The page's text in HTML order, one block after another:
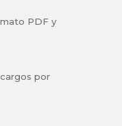
PDF y
por